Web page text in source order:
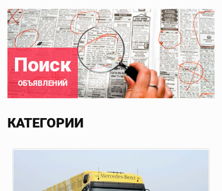
Поиск
ОБЪЯВЛЕНИЙ
КАТЕГОРИИ